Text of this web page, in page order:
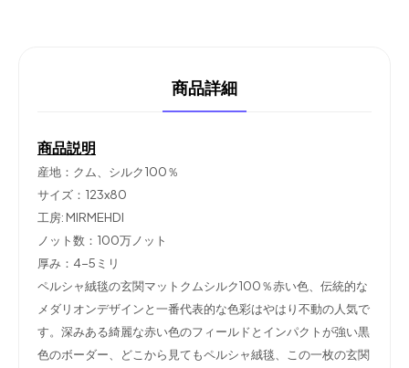
商品詳細
商品説明
産地：クム、シルク100％
サイズ：123x80
工房: MIRMEHDI
ノット数：100万ノット
厚み：4-5ミリ
ペルシャ絨毯の玄関マットクムシルク100％赤い色、伝統的な
メダリオンデザインと一番代表的な色彩はやはり不動の人気で
す。深みある綺麗な赤い色のフィールドとインパクトが強い黒
色のボーダー、どこから見てもペルシャ絨毯、この一枚の玄関